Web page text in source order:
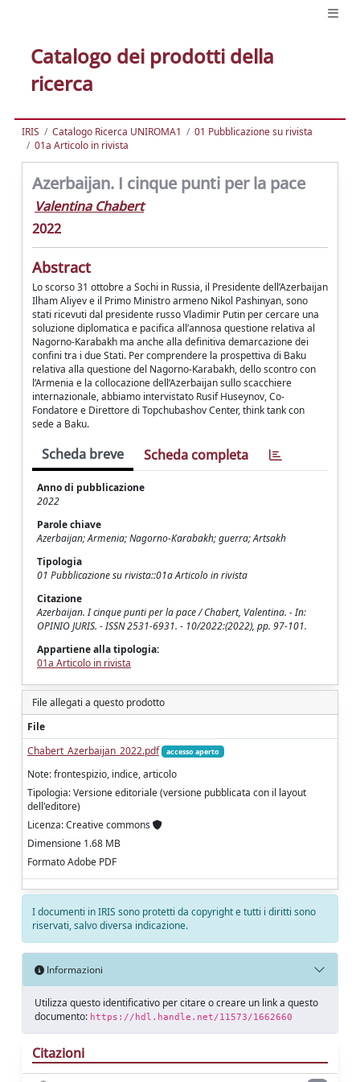
Catalogo dei prodotti della
ricerca
IRIS Catalogo Ricerca UNIROMA1
01 Pubblicazione su rivista
01a Articolo in rivista
Azerbaijan. I cinque punti per la pace
Valentina Chabert
2022
Abstract
Lo scorso 31 ottobre a Sochi in Russia, il Presidente dell’Azerbaijan
Ilham Aliyev e il Primo Ministro armeno Nikol Pashinyan, sono
stati ricevuti dal presidente russo Vladimir Putin per cercare una
soluzione diplomatica e pacifica all’annosa questione relativa al
Nagorno-Karabakh ma anche alla definitiva demarcazione dei
confini tra i due Stati. Per comprendere la prospettiva di Baku
relativa alla questione del Nagorno-Karabakh, dello scontro con
l’Armenia e la collocazione dell’Azerbaijan sullo scacchiere
internazionale, abbiamo intervistato Rusif Huseynov, Co-
Fondatore e Direttore di Topchubashov Center, think tank con
sede a Baku.
Scheda breve Scheda completa
Anno di pubblicazione
2022
Parole chiave
Azerbaijan; Armenia; Nagorno-Karabakh; guerra; Artsakh
Tipologia
01 Pubblicazione su rivista::01a Articolo in rivista
Citazione
Azerbaijan. I cinque punti per la pace / Chabert, Valentina. - In:
OPINIO JURIS. - ISSN 2531-6931. - 10/2022:(2022), pp. 97-101.
Appartiene alla tipologia:
01a Articolo in rivista
File allegati a questo prodotto
File
Chabert_Azerbaijan_2022.pdf
accesso aperto
Note: frontespizio, indice, articolo
Tipologia: Versione editoriale (versione pubblicata con il layout
dell'editore)
Licenza: Creative commons
Dimensione 1.68 MB
Formato Adobe PDF
I documenti in IRIS sono protetti da copyright e tutti i diritti sono
riservati, salvo diversa indicazione.
Informazioni
Utilizza questo identificativo per citare o creare un link a questo
documento: https://hdl.handle.net/11573/1662660
Citazioni